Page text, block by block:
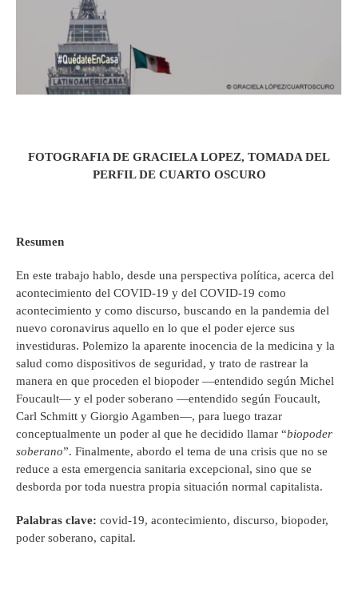
FOTOGRAFIA DE GRACIELA LOPEZ, TOMADA DEL
PERFIL DE CUARTO OSCURO
Resumen
En este trabajo hablo, desde una perspectiva política, acerca del
acontecimiento del COVID-19 y del COVID-19 como
acontecimiento y como discurso, buscando en la pandemia del
nuevo coronavirus aquello en lo que el poder ejerce sus
investiduras. Polemizo la aparente inocencia de la medicina y la
salud como dispositivos de seguridad, y trato de rastrear la
manera en que proceden el biopoder —entendido según Michel
Foucault— y el poder soberano —entendido según Foucault,
Carl Schmitt y Giorgio Agamben—, para luego trazar
conceptualmente un poder al que he decidido llamar “biopoder
soberano”. Finalmente, abordo el tema de una crisis que no se
reduce a esta emergencia sanitaria excepcional, sino que se
desborda por toda nuestra propia situación normal capitalista.
Palabras clave: covid-19, acontecimiento, discurso, biopoder,
poder soberano, capital.